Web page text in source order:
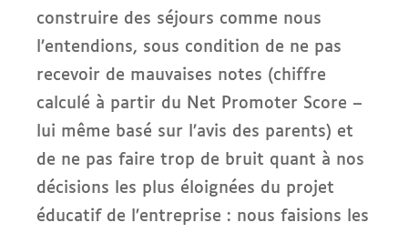
construire des séjours comme nous
l’entendions, sous condition de ne pas
recevoir de mauvaises notes (chiffre
calculé à partir du Net Promoter Score –
lui même basé sur l’avis des parents) et
de ne pas faire trop de bruit quant à nos
décisions les plus éloignées du projet
éducatif de l’entreprise : nous faisions les